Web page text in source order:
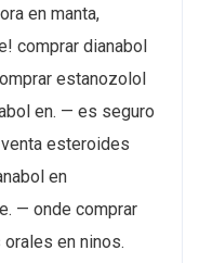
en manta,
comprar dianabol
estanozolol
en. — es seguro
esteroides
en
— onde comprar
en ninos.